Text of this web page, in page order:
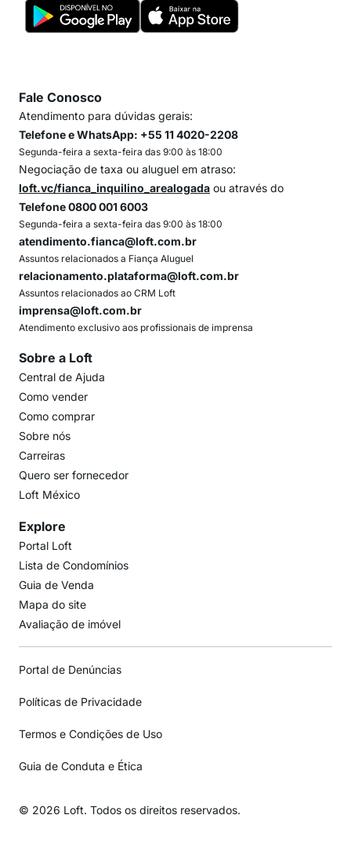
Fale Conosco
Atendimento para dúvidas gerais:
Telefone e WhatsApp: +55 11 4020-2208
Segunda-feira a sexta-feira das 9:00 às 18:00
Negociação de taxa ou aluguel em atraso:
loft.vc/fianca_inquilino_arealogada ou através do
Telefone 0800 001 6003
Segunda-feira a sexta-feira das 9:00 às 18:00
atendimento.fianca@loft.com.br
Assuntos relacionados a Fiança Aluguel
relacionamento.plataforma@loft.com.br
Assuntos relacionados ao CRM Loft
imprensa@loft.com.br
Atendimento exclusivo aos profissionais de imprensa
Sobre a Loft
Central de Ajuda
Como vender
Como comprar
Sobre nós
Carreiras
Quero ser fornecedor
Loft México
Explore
Portal Loft
Lista de Condomínios
Guia de Venda
Mapa do site
Avaliação de imóvel
Portal de Denúncias
Políticas de Privacidade
Termos e Condições de Uso
Guia de Conduta e Ética
© 2026 Loft. Todos os direitos reservados.